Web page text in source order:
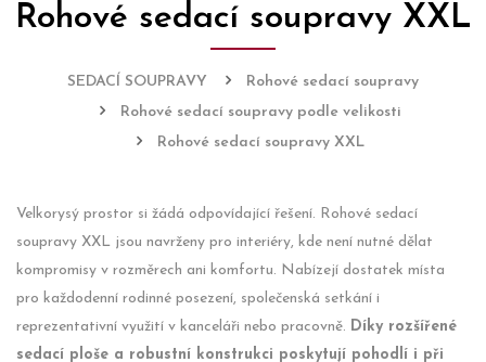
Rohové sedací soupravy XXL
SEDACÍ SOUPRAVY
Rohové sedací soupravy
Rohové sedací soupravy podle velikosti
Rohové sedací soupravy XXL
Velkorysý prostor si žádá odpovídající řešení. Rohové sedací
soupravy XXL jsou navrženy pro interiéry, kde není nutné dělat
kompromisy v rozměrech ani komfortu. Nabízejí dostatek místa
pro každodenní rodinné posezení, společenská setkání i
reprezentativní využití v kanceláři nebo pracovně. Díky rozšířené
sedací ploše a robustní konstrukci poskytují pohodlí i při